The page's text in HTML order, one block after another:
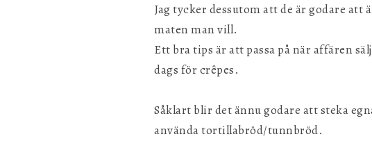
Jag tycker dessutom att de är godare
maten man vill.
Ett bra tips är att passa på när affären
dags för crêpes.
Såklart blir det ännu godare att steka
använda tortillabröd/tunnbröd.